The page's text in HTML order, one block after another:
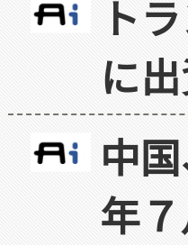
ト
に
中
年